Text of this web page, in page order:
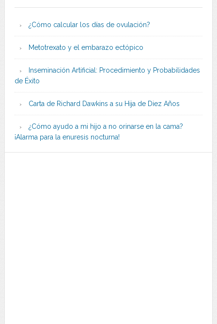
¿Cómo calcular los días de ovulación?
Metotrexato y el embarazo ectópico
Inseminación Artificial: Procedimiento y Probabilidades
de Éxito
Carta de Richard Dawkins a su Hija de Diez Años
¿Cómo ayudo a mi hijo a no orinarse en la cama?
¡Alarma para la enuresis nocturna!